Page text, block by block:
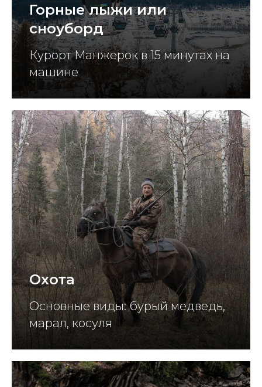
Горные лыжи или
сноуборд
Курорт Манжерок в 15 минутах на
машине
Охота
Основные виды: бурый медведь,
марал, косуля